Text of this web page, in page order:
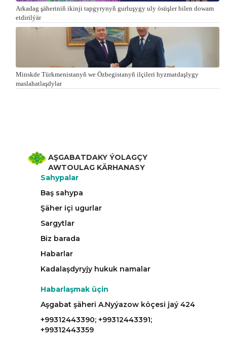
Arkadag şäheriniň ikinji tapgyrynyň gurluşygy uly ösüşler bilen dowam
etdirilýär
Minskde Türkmenistanyň we Özbegistanyň ilçileri hyzmatdaşlygy
maslahatlaşdylar
AŞGABATDAKY ÝOLAGÇY
AWTOULAG KÄRHANASY
Sahypalar
Baş sahypa
Şäher içi ugurlar
Sargytlar
Biz barada
Habarlar
Kadalaşdyryjy hukuk namalar
Habarlaşmak üçin
Aşgabat şäheri A.Nyýazow köçesi jaý 424
+99312443390; +99312443391;
+99312443359